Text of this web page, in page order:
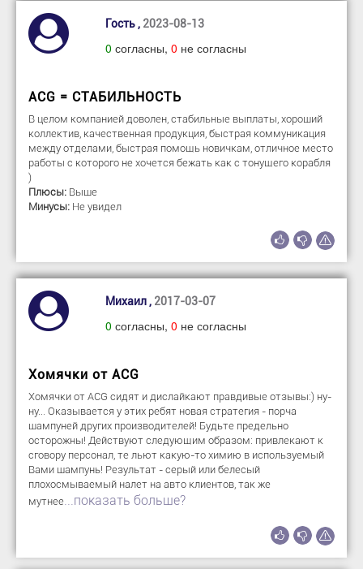
Гость , 2023-08-13
0 согласны, 0 не согласны
ACG = СТАБИЛЬНОСТЬ
В целом компанией доволен, стабильные выплаты, хороший
коллектив, качественная продукция, быстрая коммуникация
между отделами, быстрая помощь новичкам, отличное место
работы с которого не хочется бежать как с тонущего корабля
)
Плюсы: Выше
Минусы: Не увидел
Михаил , 2017-03-07
0 согласны, 0 не согласны
Хомячки от ACG
Хомячки от ACG сидят и дислайкают правдивые отзывы:) ну-
ну... Оказывается у этих ребят новая стратегия - порча
шампуней других производителей! Будьте предельно
осторожны! Действуют следующим образом: привлекают к
сговору персонал, те льют какую-то химию в используемый
Вами шампунь! Результат - серый или белесый
плохосмываемый налет на авто клиентов, так же
мутнее
...показать больше?